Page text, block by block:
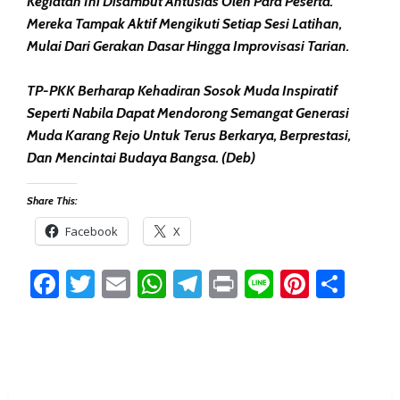
Mereka Tampak Aktif Mengikuti Setiap Sesi Latihan,
Mulai Dari Gerakan Dasar Hingga Improvisasi Tarian.
TP-PKK Berharap Kehadiran Sosok Muda Inspiratif
Seperti Nabila Dapat Mendorong Semangat Generasi
Muda Karang Rejo Untuk Terus Berkarya, Berprestasi,
Dan Mencintai Budaya Bangsa. (Deb)
Share This:
Facebook X
Facebook
Twitter
EmailWhatsApp
Telegram
PrintLine